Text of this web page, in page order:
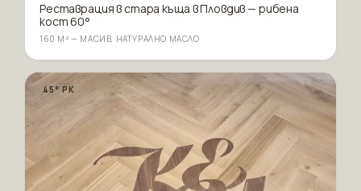
Реставрация в стара къща в Пловдив — рибена
кост 60°
160 М² — МАСИВ, НАТУРАЛНО МАСЛО
45° РК